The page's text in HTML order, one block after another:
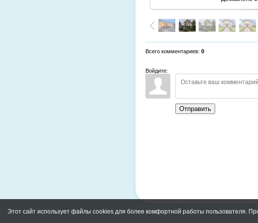
Всего комментариев: 0
Войдите:
Отправить
Этот сайт использует файлы cookies для более комфортной работы пользователя.